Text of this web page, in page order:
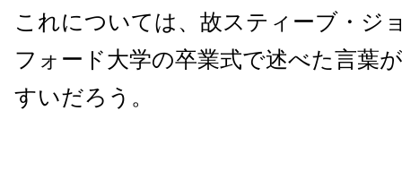
これについては、故スティーブ・ジ
フォード大学の卒業式で述べた言葉
すいだろう。